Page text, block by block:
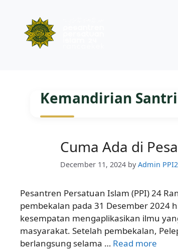
Kemandirian Santri
Cuma Ada di
December 11, 2024 byAdmin
Pesantren Persatuan Islam (PPI) 24
pembekalan pada 31 Desember 2024
kesempatan mengaplikasikan ilmu
masyarakat. Setelah pembekalan,
berlangsung selama … Read more